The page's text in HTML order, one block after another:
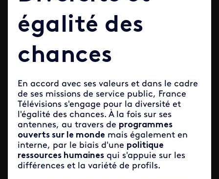
égalité des
chances
En accord avec ses valeurs et dans le cadre
de ses missions de service public, France
Télévisions s'engage pour la diversité et
l'égalité des chances. À la fois sur ses
antennes, au travers de programmes
ouverts sur le monde mais également en
interne, par le biais d'une politique
ressources humaines qui s'appuie sur les
différences et la variété de profils.